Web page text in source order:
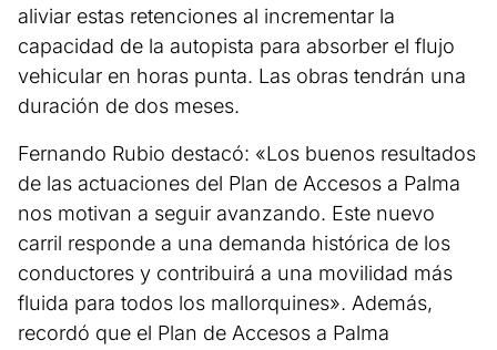
aliviar estas retenciones al incrementar la
capacidad de la autopista para absorber el flujo
vehicular en horas punta. Las obras tendrán una
duración de dos meses.
Fernando Rubio destacó: «Los buenos resultados
de las actuaciones del Plan de Accesos a Palma
nos motivan a seguir avanzando. Este nuevo
carril responde a una demanda histórica de los
conductores y contribuirá a una movilidad más
fluida para todos los mallorquines». Además,
recordó que el Plan de Accesos a Palma